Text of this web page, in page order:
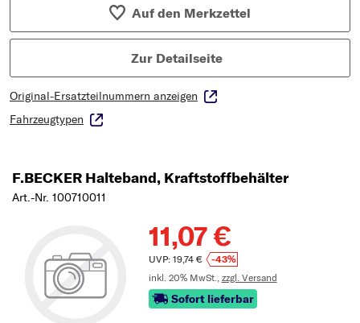
Auf den Merkzettel
Zur Detailseite
Original-Ersatzteilnummern anzeigen
Fahrzeugtypen
F.BECKER Halteband, Kraftstoffbehälter
Art.-Nr. 100710011
11,07 €
UVP: 19,74 €
-43%
inkl. 20% MwSt., zzgl. Versand
Sofort lieferbar